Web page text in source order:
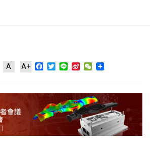
A A+ Facebook
Twitter
Line Sina WeChat